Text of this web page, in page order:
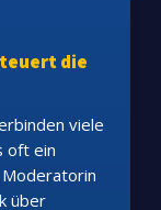
die
viele
oft ein
über